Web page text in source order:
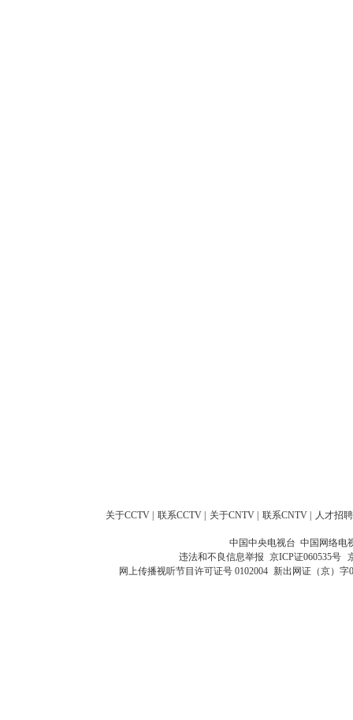
关于CCTV 联系CCTV 关于CNTV 联系CNTV 人才招聘
中国中央电视台 中国网络电
违法和不良信息举报 京ICP证060535号
网上传播视听节目许可证号 0102004 新出网证（京）